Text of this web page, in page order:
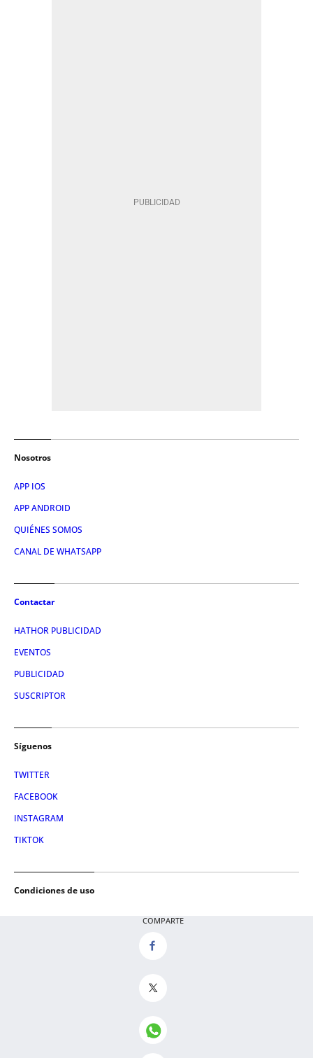
COMPARTE
Nosotros
APP IOS
APP ANDROID
QUIÉNES SOMOS
CANAL DE WHATSAPP
Contactar
HATHOR PUBLICIDAD
EVENTOS
PUBLICIDAD
SUSCRIPTOR
Síguenos
TWITTER
FACEBOOK
INSTAGRAM
TIKTOK
Condiciones de uso